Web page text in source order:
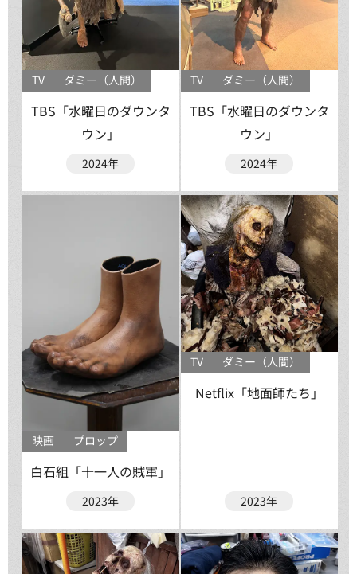
TV ダミー（人間）
TBS「水曜日のダウンタ
ウン」
2024年
TV ダミー（人間）
TBS「水曜日のダウンタ
ウン」
2024年
映画 プロップ
白石組「十一人の賊軍」
2023年
TV ダミー（人間）
Netflix「地面師たち」
2023年